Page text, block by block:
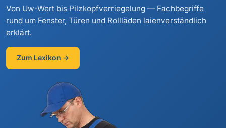
Von Uw-Wert bis Pilzkopfverriegelung — Fachbegriffe
rund um Fenster, Türen und Rollläden laienverständlich
erklärt.
Zum Lexikon →